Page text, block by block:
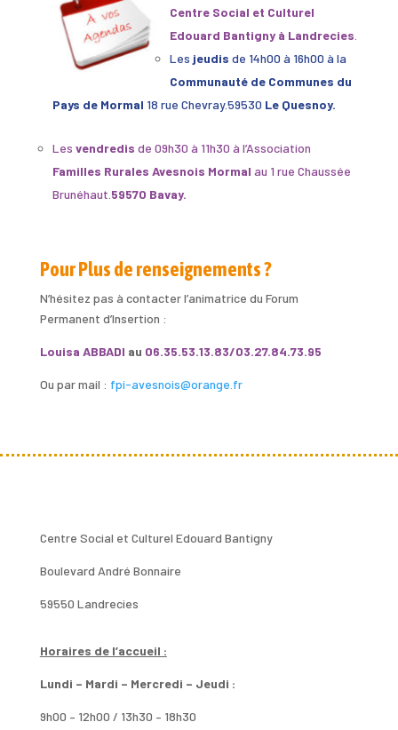
Centre Social et Culturel
Edouard Bantigny à Landrecies
Les jeudis de 14h00 à 16h00 à la
Communauté de Communes du
Pays de Mormal 18 rue Chevray.59530 Le Quesnoy.
Les vendredis de 09h30 à 11h30 à l’Association
Familles Rurales Avesnois Mormal au 1 rue Chaussée
Brunéhaut. 59570 Bavay.
Pour Plus de renseignements ?
N’hésitez pas à contacter l’animatrice du Forum
Permanent d’Insertion :
Louisa ABBADI au 06.35.53.13.83/03.27.84.73.95
Ou par mail : fpi-avesnois@orange.fr
Centre Social et Culturel Edouard Bantigny
Boulevard André Bonnaire
59550 Landrecies
Horaires de l’accueil :
Lundi – Mardi – Mercredi – Jeudi :
9h00 – 12h00 / 13h30 – 18h30